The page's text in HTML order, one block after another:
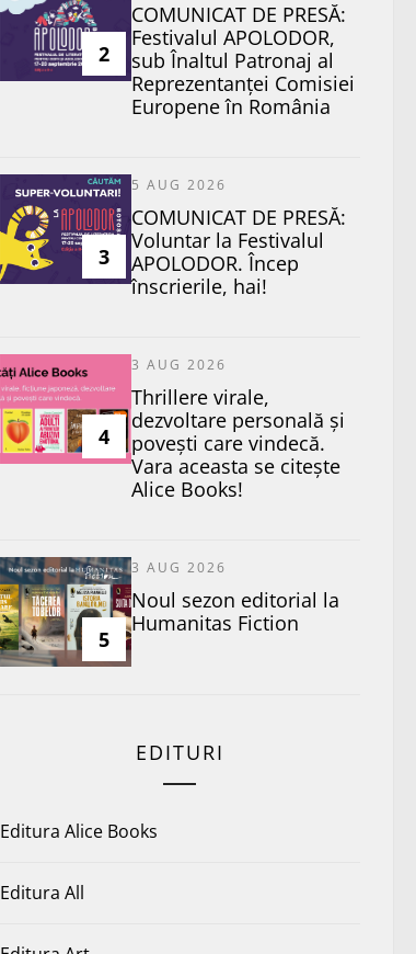
2
COMUNICAT DE PRESĂ:
Festivalul APOLODOR,
sub Înaltul Patronaj al
Reprezentanței Comisiei
Europene în România
3
5 AUG 2026
COMUNICAT DE PRESĂ:
Voluntar la Festivalul
APOLODOR. Încep
înscrierile, hai!
4
3 AUG 2026
Thrillere virale,
dezvoltare personală și
povești care vindecă.
Vara aceasta se citește
Alice Books!
5
3 AUG 2026
​Noul sezon editorial la
Humanitas Fiction
EDITURI
Editura Alice Books
Editura All